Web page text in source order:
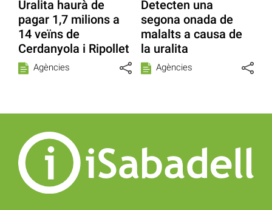
Uralita haurà de
pagar 1,7 milions a
14 veïns de
Cerdanyola i Ripollet
Agències
Detecten una
segona onada de
malalts a causa de
la uralita
Agències